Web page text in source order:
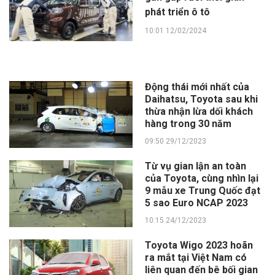
phát triển ô tô
10:01 12/02/2024
Động thái mới nhất của
Daihatsu, Toyota sau khi
thừa nhận lừa dối khách
hàng trong 30 năm
09:50 29/12/2023
Từ vụ gian lận an toàn
của Toyota, cùng nhìn lại
9 mẫu xe Trung Quốc đạt
5 sao Euro NCAP 2023
10:15 24/12/2023
Toyota Wigo 2023 hoãn
ra mắt tại Việt Nam có
liên quan đến bê bối gian